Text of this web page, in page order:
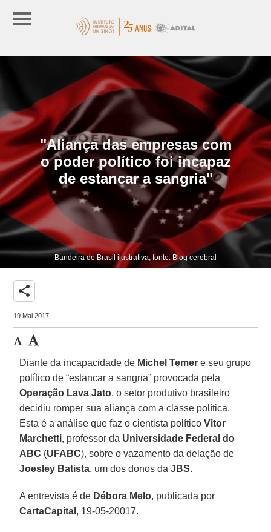
"Aliança das empresas com
o poder político foi incapaz
de estancar a sangria"
Bandeira do Brasil ilustrativa, fonte: Blog cerebral
share
19 Mai 2017
Diante da incapacidade de Michel Temer e seu grupo
político de “estancar a sangria” provocada pela
Operação Lava Jato, o setor produtivo brasileiro
decidiu romper sua aliança com a classe política.
Esta é a análise que faz o cientista políticoVitor
Marchetti, professor da Universidade Federal do
ABC (UFABC), sobre o vazamento da delação de
Joesley Batista, um dos donos daJBS.
A entrevista é de Débora Melo, publicada por
CartaCapital , 19-05-20017.